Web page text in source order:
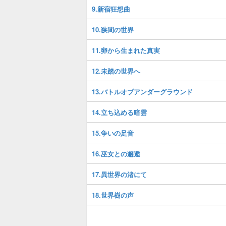
9.新宿狂想曲
10.狭間の世界
11.卵から生まれた真実
12.未踏の世界へ
13.バトルオブアンダーグラウンド
14.立ち込める暗雲
15.争いの足音
16.巫女との邂逅
17.異世界の渚にて
18.世界樹の声